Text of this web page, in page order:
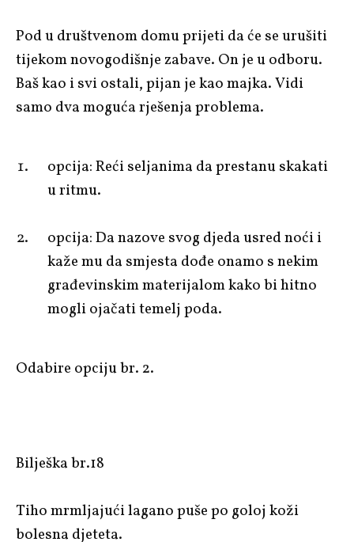
Pod u društvenom domu prijeti da će se urušiti
tijekom novogodišnje zabave. On je u odboru.
Baš kao i svi ostali, pijan je kao majka. Vidi
samo dva moguća rješenja problema.
opcija: Reći seljanima da prestanu skakati
u ritmu.
opcija: Da nazove svog djeda usred noći i
kaže mu da smjesta dođe onamo s nekim
građevinskim materijalom kako bi hitno
mogli ojačati temelj poda.
Odabire opciju br. 2.
Bilješka br.18
Tiho mrmljajući lagano puše po goloj koži
bolesna djeteta.